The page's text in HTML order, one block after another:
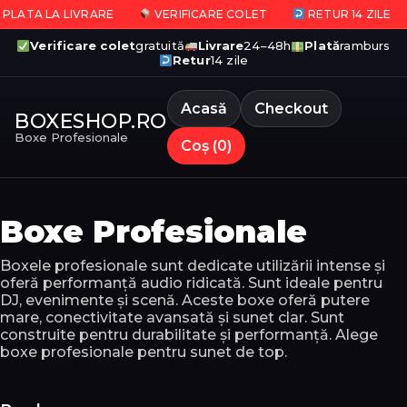
LA LIVRARE VERIFICARE COLET RETUR 14 ZILE
Verificare coletgratuită Livrare24–48h Platăramburs
Retur14 zile
BOXESHOP.RO
Boxe Profesionale
Acasă Checkout
Coș (0)
Boxe Profesionale
Boxele profesionale sunt dedicate utilizării intense și
oferă performanță audio ridicată. Sunt ideale pentru
DJ, evenimente și scenă. Aceste boxe oferă putere
mare, conectivitate avansată și sunet clar. Sunt
construite pentru durabilitate și performanță. Alege
boxe profesionale pentru sunet de top.